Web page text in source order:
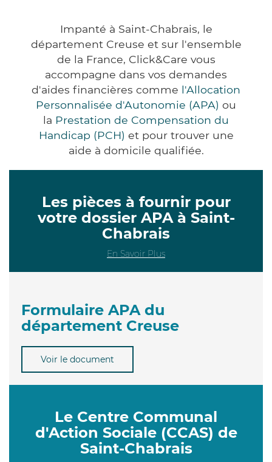
Impanté à Saint-Chabrais, le
département Creuse et sur l'ensemble
de la France, Click&Care vous
accompagne dans vos demandes
d'aides financières comme l'Allocation
Personnalisée d'Autonomie (APA) ou
la Prestation de Compensation du
Handicap (PCH) et pour trouver une
aide à domicile qualifiée.
Les pièces à fournir pour
votre dossier APA à Saint-
Chabrais
En Savoir Plus
Formulaire APA du
département Creuse
Voir le document
Le Centre Communal
d'Action Sociale (CCAS) de
Saint-Chabrais